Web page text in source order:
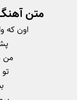
متن
اون که
من